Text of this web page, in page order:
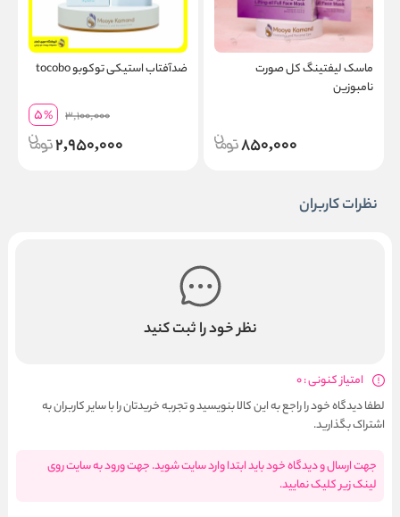
ماسک لیفتینگ کل صورت
نامبوزین
850,000
ضدآفتاب استیکی توکوبو tocobo
3,100,000
5%
2,950,000
نظرات کاربران
نظر خود را ثبت کنید
امتیاز کنونی : 0
لطفا دیدگاه خود را راجع به این کالا بنویسید و تجربه خریدتان را با سایر کاربران به
اشتراک بگذارید.
جهت ارسال و دیدگاه خود باید ابتدا وارد سایت شوید. جهت ورود به سایت روی
لینک زیر کلیک نمایید.